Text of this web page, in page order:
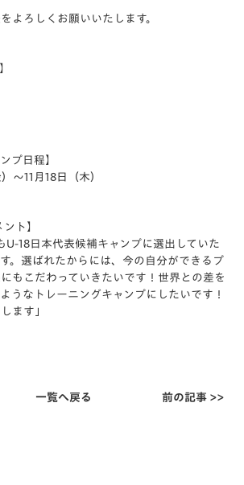
よろしくお願いいたします。
プ日程】
～11月18日（木）
ト】
U-18日本代表候補キャンプに選出していた
。選ばれたからには、今の自分ができるプ
もこだわっていきたいです！世界との差を
うなトレーニングキャンプにしたいです！
ます」
一覧へ戻る 前の記事 >>